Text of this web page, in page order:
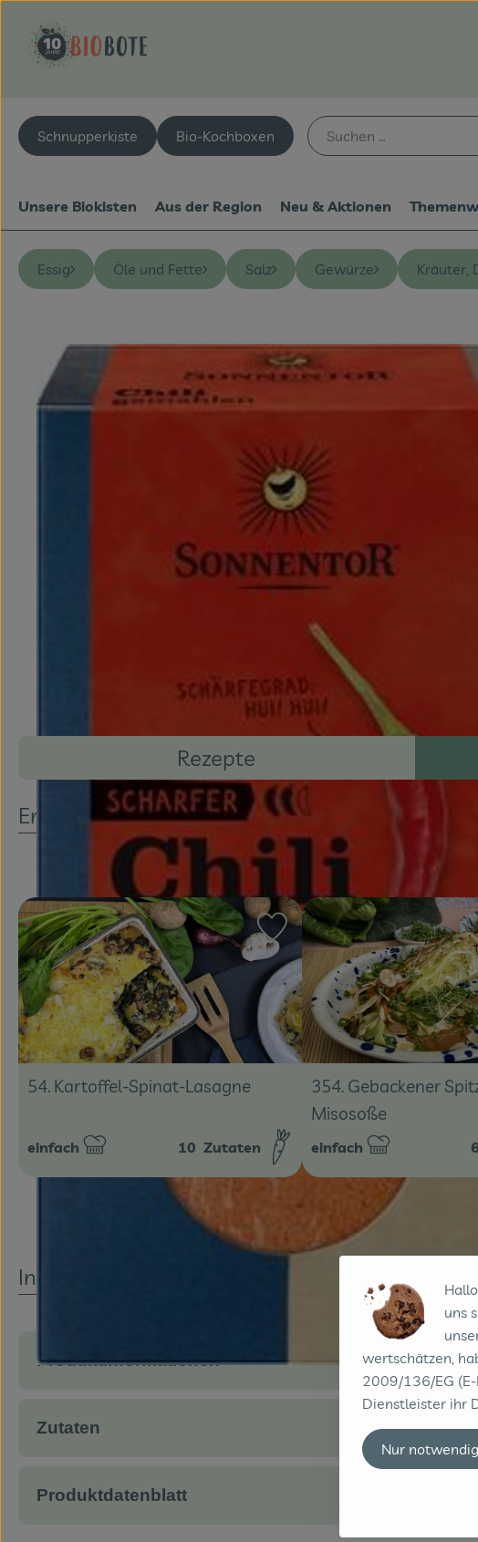
Schnupperkiste Bio-Kochboxen
Unsere Biokisten Aus der Region Neu & Aktionen
Essig Öle und Fette Salz Gewürze Kräuter,
Rezepte
Entdecke passende Rezepte
54. Kartoffel-Spinat-Lasagne
Schwierigkeit:
einfach 10 Zutaten
Rezept zu Favouriten
354. Gebackener
Misosoße
Schwierigkeit:
einfach 6
Info
Produktinformationen
Zutaten
Produktdatenblatt
uns
wertschätzen,
2009/136/EG
Dienstleister ihr
Nur